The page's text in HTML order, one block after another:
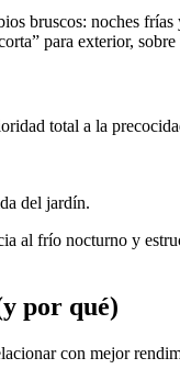
bruscos: noches
para exterior,
total a la
del jardín.
al frío nocturno y
por qué)
con mejor